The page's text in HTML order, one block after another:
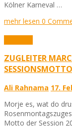
Kölner Karneval …
mehr lesen 0
ZUGLEITER
Ali Rahnama 17.
Morje es, wat do
Motto der Session